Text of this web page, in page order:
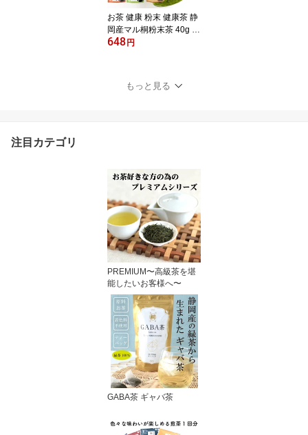
お茶 健康 粉末 健康茶 静
岡産マル桐粉末茶 40g 5
種類 国産 健康茶 静岡県
ロン茶 ギャバ茶 マイボ
トルにも 急須いらず 茶
648 円
もっと見る
注目カテゴリ
PREMIUM〜高級茶を堪
能したいお客様へ〜
GABA茶 ギャバ茶